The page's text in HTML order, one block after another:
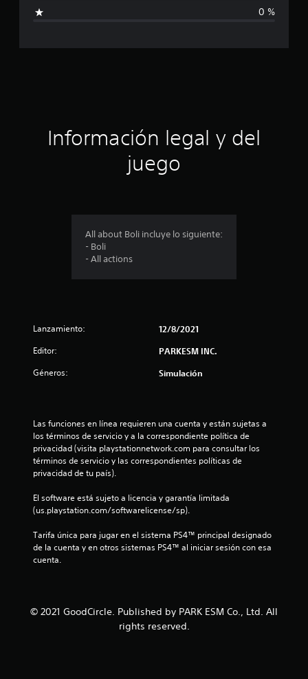
f
a
0 %
Información legal y del
juego
All about Boli incluye lo siguiente:
- Boli
- All actions
Lanzamiento: 12/8/2021
Editor: PARKESM INC.
Géneros: Simulación
Las funciones en línea requieren una cuenta y están sujetas a
los términos de servicio y a la correspondiente política de
privacidad (visita playstationnetwork.com para consultar los
términos de servicio y las correspondientes políticas de
privacidad de tu país).
El software está sujeto a licencia y garantía limitada
(us.playstation.com/softwarelicense/sp).
Tarifa única para jugar en el sistema PS4™ principal designado
de la cuenta y en otros sistemas PS4™ al iniciar sesión con esa
cuenta.
© 2021 GoodCircle. Published by PARK ESM Co., Ltd. All
rights reserved.